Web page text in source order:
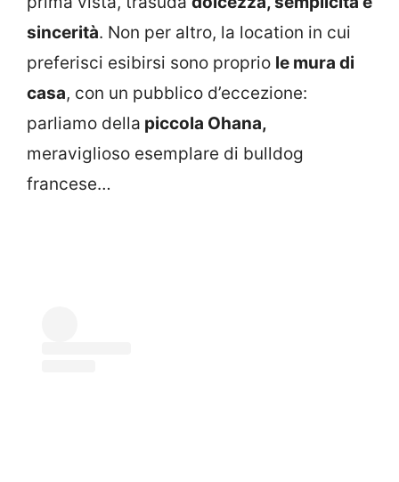
sincerità. Non per altro, la location in cui
preferisci esibirsi sono proprio le mura di
casa, con un pubblico d’eccezione:
parliamo della piccola Ohana,
meraviglioso esemplare di bulldog
francese…